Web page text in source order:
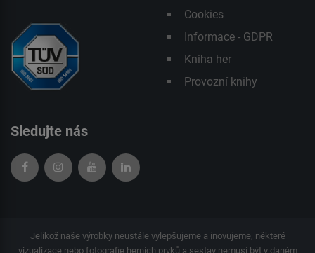
Cookies
Informace - GDPR
Kniha her
Provozní knihy
Sledujte nás
Jelikož naše výrobky neustále vylepšujeme a inovujeme, některé
vizualizace nebo fotografie herních prvků a sestav nemusí být v daném